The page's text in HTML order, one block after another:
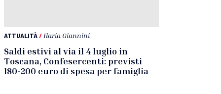
ATTUALITÀ/ Ilaria Giannini
Saldi estivi al via il 4 luglio in
Toscana, Confesercenti: previsti
180-200 euro di spesa per famiglia